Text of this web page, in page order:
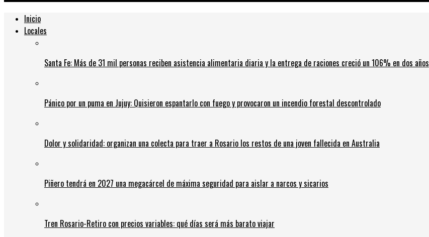
Inicio
Locales
Santa Fe: Más de 31 mil personas reciben asistencia alimentaria diaria y la entrega de raciones creció un 106% en dos años
Pánico por un puma en Jujuy: Quisieron espantarlo con fuego y provocaron un incendio forestal descontrolado
Dolor y solidaridad: organizan una colecta para traer a Rosario los restos de una joven fallecida en Australia
Piñero tendrá en 2027 una megacárcel de máxima seguridad para aislar a narcos y sicarios
Tren Rosario-Retiro con precios variables: qué días será más barato viajar